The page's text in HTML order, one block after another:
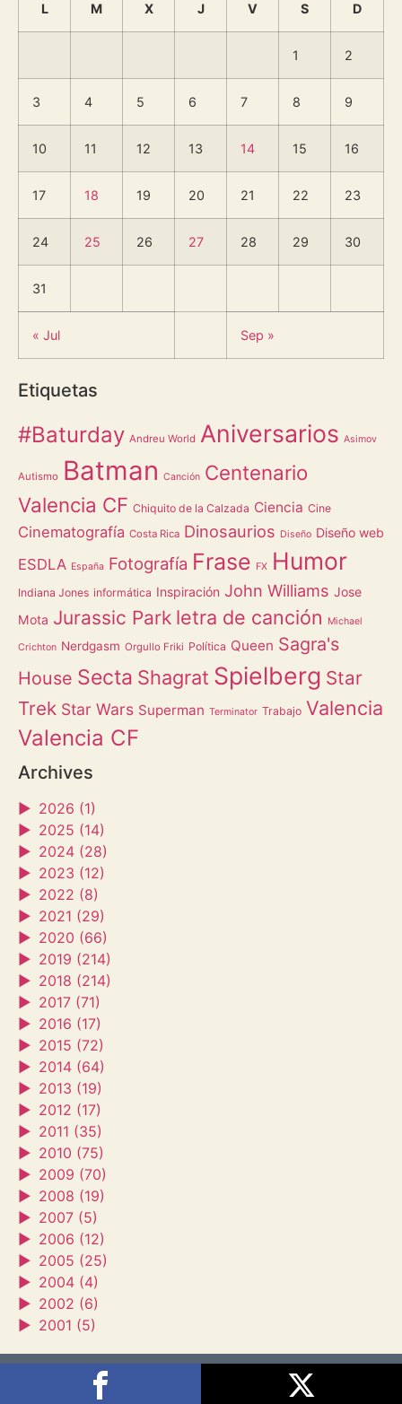
L M X J V S D
1 2
3 4 5 6 7 8 9
10 11 12 13 14 15 16
17 18 19 20 21 22 23
24 25 26 27 28 29 30
31
« Jul Sep »
Etiquetas
#Baturday Andreu World Aniversarios Asimov
Autismo Batman Canción Centenario
Valencia CF Chiquito de la Calzada Ciencia Cine
Cinematografía Costa Rica Dinosaurios Diseño Diseño web
ESDLA España Fotografía Frase FX Humor
Indiana Jones informática Inspiración John Williams Jose
Mota Jurassic Park letra de canción Michael
Crichton Nerdgasm Orgullo Friki Política Queen Sagra's
House Secta Shagrat Spielberg Star
Trek Star Wars Superman Terminator Trabajo Valencia
Valencia CF
Archives
► 2026 (1)
► 2025 (14)
► 2024 (28)
► 2023 (12)
► 2022 (8)
► 2021 (29)
► 2020 (66)
► 2019 (214)
► 2018 (214)
► 2017 (71)
► 2016 (17)
► 2015 (72)
► 2014 (64)
► 2013 (19)
► 2012 (17)
► 2011 (35)
► 2010 (75)
► 2009 (70)
► 2008 (19)
► 2007 (5)
► 2006 (12)
► 2005 (25)
► 2004 (4)
► 2002 (6)
► 2001 (5)
Sagra's House